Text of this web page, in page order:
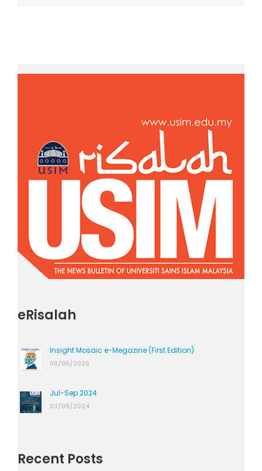
eRisalah
Insight Mosaic e-Megazine (First Edition)
06/05/2026
Jul-Sep 2024
03/09/2024
Recent Posts